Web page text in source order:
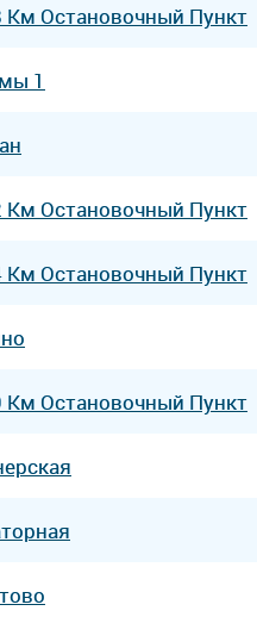
Км Остановочный Пункт
1
Км Остановочный Пункт
Км Остановочный Пункт
Км Остановочный Пункт